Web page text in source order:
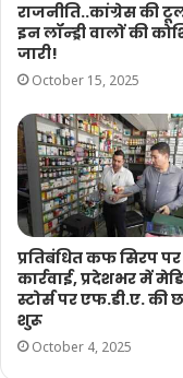
राजनीति..कांग्रेस की
इन लॉन्ड्री वालों की
जारी!
October 15, 2025
प्रतिबंधित कफ सिरप
कार्रवाई, प्रदेशभर में
स्टोर्स पर एफ.डी.ए. की
शुरू
October 4, 2025